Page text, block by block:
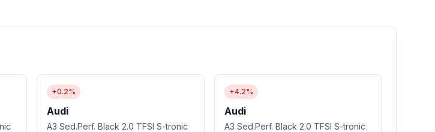
+0.2%
Audi
A3 Sed.Perf. Black 2.0 TFSI S-tronic
+4.2%
Audi
A3 Sed.Perf. Black 2.0 TFSI S-tronic